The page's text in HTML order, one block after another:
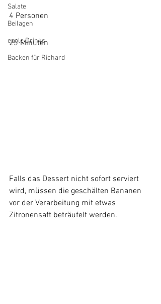
Salate
Beilagen
coole Drinks
Backen für Richard
4 Personen
25 Minuten
Falls das Dessert nicht sofort serviert
wird, müssen die geschälten Bananen
vor der Verarbeitung mit etwas
Zitronensaft beträufelt werden.